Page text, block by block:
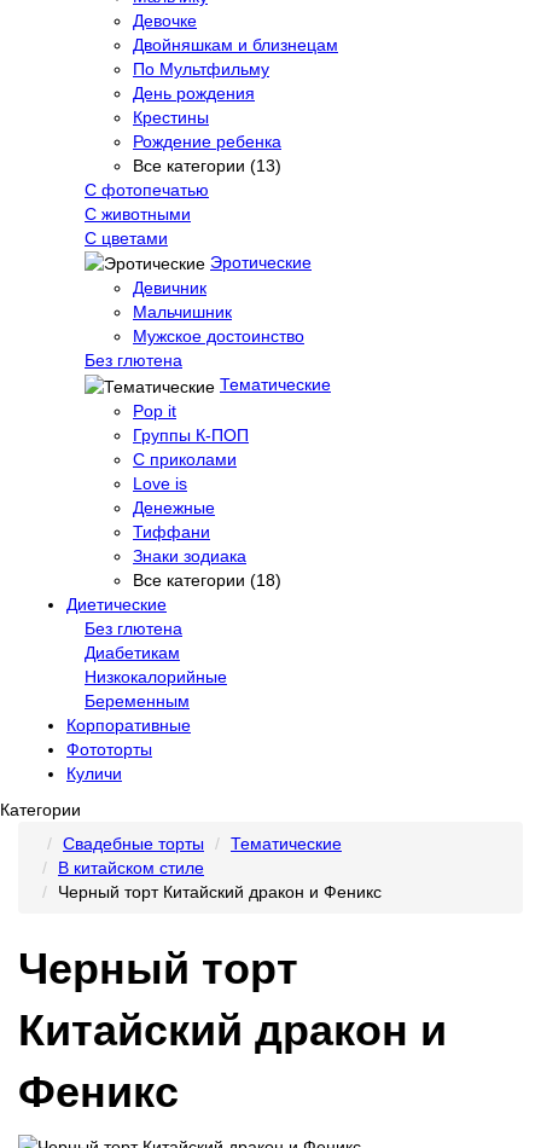
Девочке
Двойняшкам и близнецам
По Мультфильму
День рождения
Крестины
Рождение ребенка
Все категории (13)
С фотопечатью
C животными
С цветами
Эротические
Девичник
Мальчишник
Мужское достоинство
Без глютена
Тематические
Pop it
Группы К-ПОП
С приколами
Love is
Денежные
Тиффани
Знаки зодиака
Все категории (18)
Диетические
Без глютена
Диабетикам
Низкокалорийные
Беременным
Корпоративные
Фототорты
Куличи
Категории
Свадебные торты
Тематические
В китайском стиле
Черный торт Китайский дракон и Феникс
Черный торт
Китайский дракон и
Феникс